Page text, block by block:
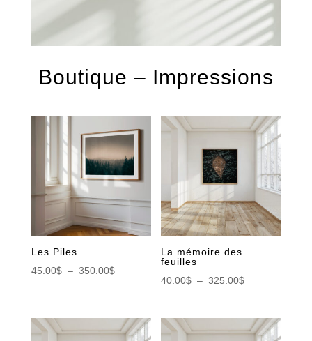
Boutique – Impressions
Les Piles
45.00$ – 350.00$Plage
45.00$
La mémoire des
feuilles
40.00$ – 325.00$Plage
prix :
40.00$